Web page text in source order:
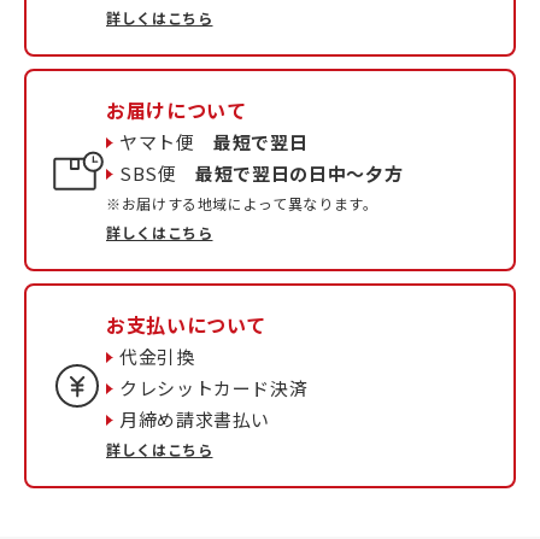
詳しくはこちら
お届けについて
ヤマト便最短で翌日
SBS便最短で翌日の日中〜夕方
※お届けする地域によって異なります。
詳しくはこちら
お支払いについて
代金引換
クレシットカード決済
月締め請求書払い
詳しくはこちら